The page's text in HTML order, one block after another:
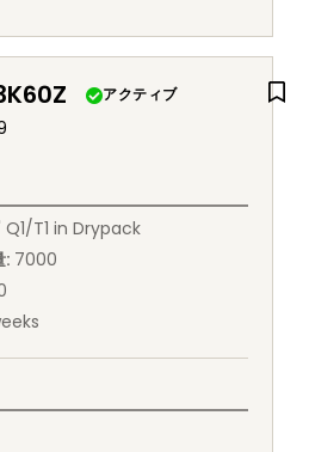
アクティブ
Q1/T1 in Drypack
: 7000